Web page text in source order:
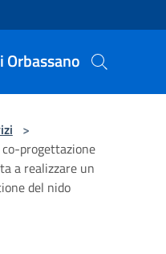
Orbassano
>
progettazione
a realizzare un
del nido